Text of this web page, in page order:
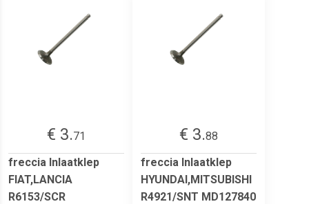
€ 3.71
freccia Inlaatklep
FIAT,LANCIA
R6153/SCR
€ 3.88
freccia Inlaatklep
HYUNDAI,MITSUBISHI
R4921/SNT MD127840